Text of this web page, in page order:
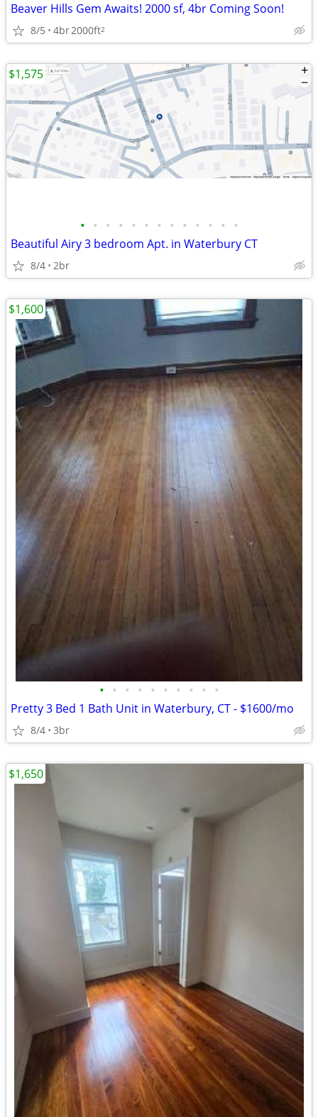
Beaver Hills Gem Awaits! 2000 sf, 4br Coming Soon!
8/5 4br2000ft2
• • • • • • • • • • • • •
Beautiful Airy 3 bedroom Apt. in Waterbury CT
8/4 2br
$1,575
• • • • • • • • • •
Pretty 3 Bed 1 Bath Unit in Waterbury, CT - $1600/mo
8/4 3br
$1,600
$1,650